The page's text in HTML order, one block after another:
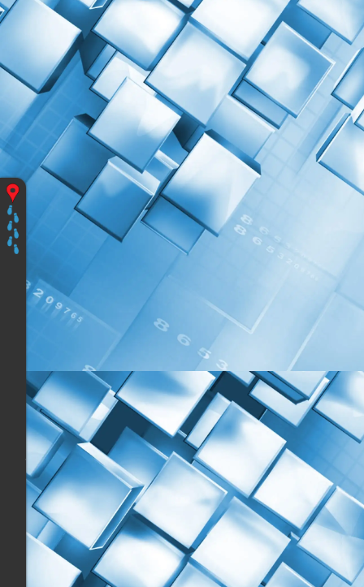
Vous
Les
programmes
Prendre
en
Mains
Apidae,
Du
Jeudi
25
au
Vendredi
26
Novembre
2021